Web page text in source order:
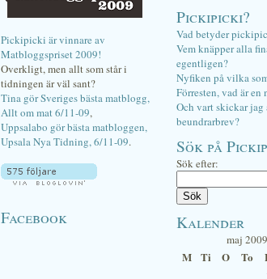
Pickipicki är vinnare av
Matbloggspriset 2009!
Overkligt, men allt som står i
tidningen är väl sant?
Tina gör Sveriges bästa matblogg,
Allt om mat 6/11-09,
Uppsalabo gör bästa matbloggen,
Upsala Nya Tidning, 6/11-09.
Facebook
Pickipicki?
Vad betyder
Vem knäpper alla
egentligen?
Nyfiken på vilka
Förresten, vad är
Och vart skickar jag
beundrarbrev?
Sök på
Sök efter:
Kalender
maj 2009
M Ti O To